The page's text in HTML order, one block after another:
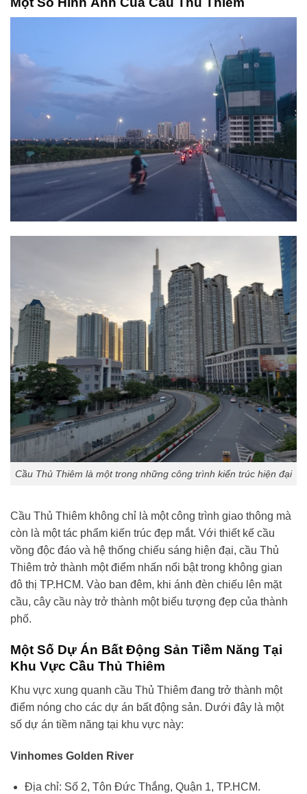
Cầu Thủ Thiêm là một trong những công trình kiến trúc hiện đại
Cầu Thủ Thiêm không chỉ là một công trình giao thông mà
còn là một tác phẩm kiến trúc đẹp mắt. Với thiết kế cầu
vồng độc đáo và hệ thống chiếu sáng hiện đại, cầu Thủ
Thiêm trở thành một điểm nhấn nổi bật trong không gian
đô thị TP.HCM. Vào ban đêm, khi ánh đèn chiếu lên mặt
cầu, cây cầu này trở thành một biểu tượng đẹp của thành
phố.
Một Số Dự Án Bất Động Sản Tiềm Năng Tại
Khu Vực Cầu Thủ Thiêm
Khu vực xung quanh cầu Thủ Thiêm đang trở thành một
điểm nóng cho các dự án bất động sản. Dưới đây là một
số dự án tiềm năng tại khu vực này:
Vinhomes Golden River
Địa chỉ: Số 2, Tôn Đức Thắng, Quận 1, TP.HCM.